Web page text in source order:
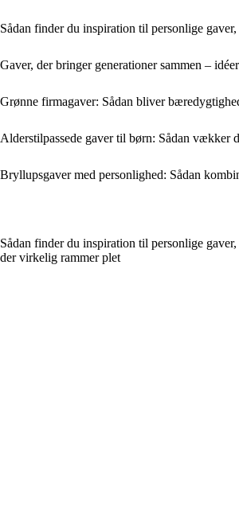
Sådan finder du inspiration til personlige
Gaver, der bringer generationer sammen –
Grønne firmagaver: Sådan bliver
Alderstilpassede gaver til børn: Sådan vækker
Bryllupsgaver med personlighed: Sådan
Sådan finder du inspiration til personlige gaver,
der virkelig rammer plet